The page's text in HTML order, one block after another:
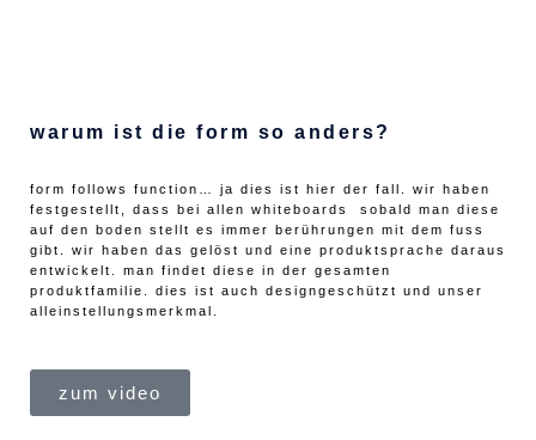
warum ist die form so anders?
form follows function… ja dies ist hier der fall. wir haben
festgestellt, dass bei allen whiteboards sobald man diese
auf den boden stellt es immer berührungen mit dem fuss
gibt. wir haben das gelöst und eine produktsprache daraus
entwickelt. man findet diese in der gesamten
produktfamilie. dies ist auch designgeschützt und unser
alleinstellungsmerkmal.
zum video